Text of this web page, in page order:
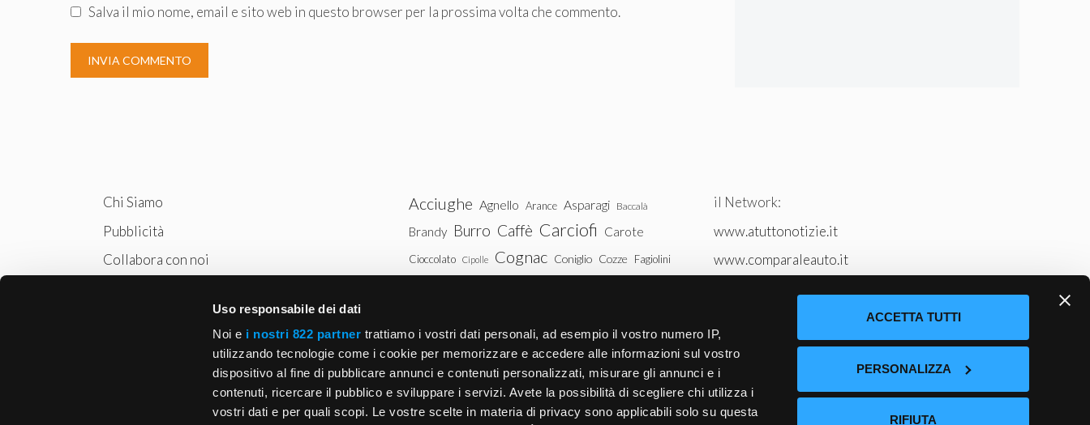
Uso responsabile dei dati
Noi e i nostri 822 partner trattiamo i vostri dati personali, ad esempio il vostro numero IP,
utilizzando tecnologie come i cookie per memorizzare e accedere alle informazioni sul vostro
dispositivo al fine di pubblicare annunci e contenuti personalizzati, misurare gli annunci e i
contenuti, ricercare il pubblico e sviluppare i servizi. Avete la possibilità di scegliere chi utilizza i
vostri dati e per quali scopi. Le vostre scelte in materia di privacy sono applicabili solo su questa
ACCETTA TUTTI
PERSONALIZZA
RIFIUTA
Salva il mio nome, email e sito web in questo browser per la prossima volta che commento.
Chi Siamo
Pubblicità
Collabora con noi
Acciughe Agnello Arance Asparagi Baccalà
Brandy Burro Caffè Carciofi Carote
Cioccolato Cipolle Cognac Coniglio Cozze Fagiolini
Patate Peperoni Piselli Pollo
Pomodori Ricotta Rum
Spinaci Tacchino Tonno Uova Vitello
il Network:
www.atuttonotizie.it
www.comparaleauto.it